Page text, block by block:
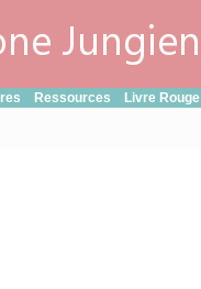
Ressources Livre Rouge